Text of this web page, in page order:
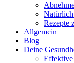
Natürlich
Rezepte
Allgemein
Blog
Deine
Effektive